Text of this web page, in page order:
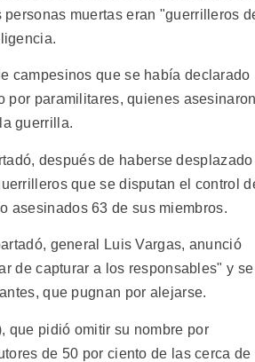
muertas eran "guerrilleros
campesinos que se había declarado
por paramilitares, quienes
guerrilla.
después de haberse desplazado
que se disputan el control
asesinados 63 de sus miembros.
general Luis Vargas, anunció
de capturar a los responsables" y se
que pugnan por alejarse.
que pidió omitir su nombre por
de 50 por ciento de las cerca de